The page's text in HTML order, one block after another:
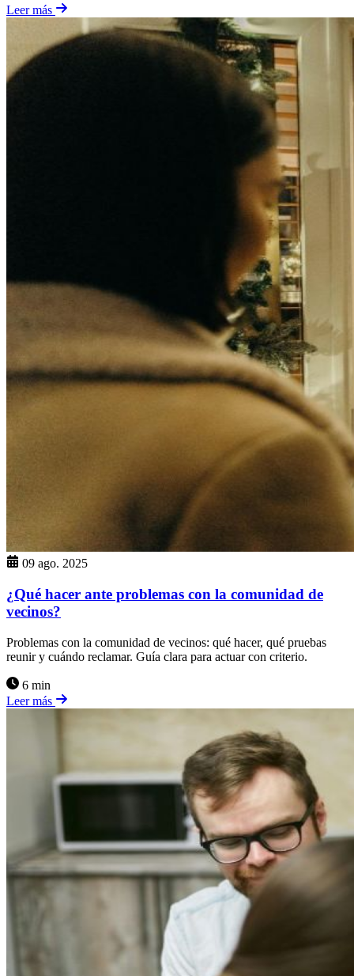
Leer más
09 ago. 2025
¿Qué hacer ante problemas con la comunidad de
vecinos?
Problemas con la comunidad de vecinos: qué hacer, qué pruebas
reunir y cuándo reclamar. Guía clara para actuar con criterio.
6 min
Leer más